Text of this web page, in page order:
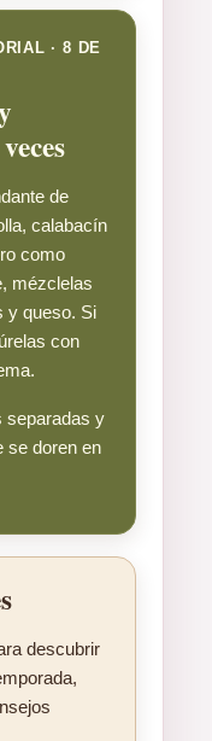
· 8 DE
de
calabacín
como
mézclelas
y queso. Si
con
separadas y
se doren en
descubrir